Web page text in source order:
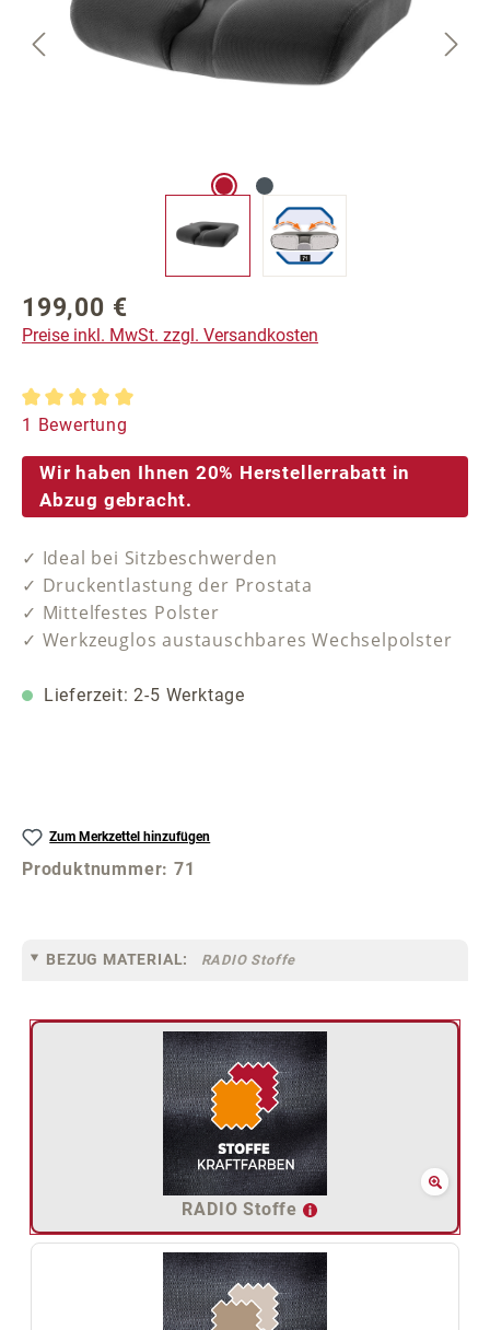
Regulärer Preis:
199,00 €
Preise inkl. MwSt. zzgl. Versandkosten
Durchschnittliche Bewertung von 5 von 5 Sternen
1 Bewertung
Wir haben Ihnen 20% Herstellerrabatt in
Abzug gebracht.
✓ Ideal bei Sitzbeschwerden
✓ Druckentlastung der Prostata
✓ Mittelfestes Polster
✓ Werkzeuglos austauschbares Wechselpolster
Lieferzeit: 2-5 Werktage
Zum Merkzettel hinzufügen
Produktnummer:71
BEZUG MATERIAL: RADIO Stoffe
RADIO Stoffe